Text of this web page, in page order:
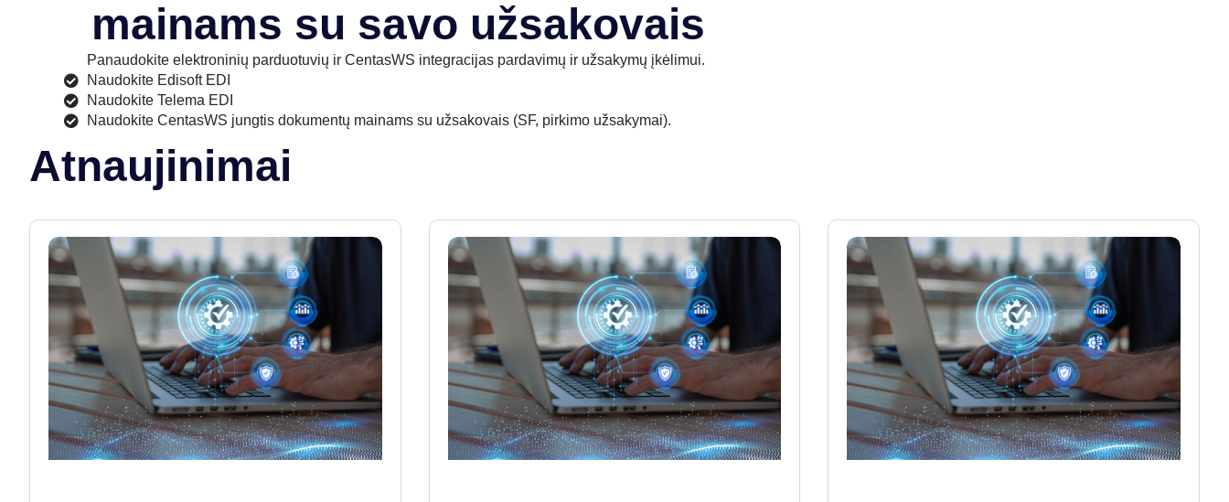
mainams su savo užsakovais
Panaudokite elektroninių parduotuvių ir CentasWS integracijas pardavimų ir užsakymų įkėlimui.
Naudokite Edisoft EDI
Naudokite Telema EDI
Naudokite CentasWS jungtis dokumentų mainams su užsakovais (SF, pirkimo užsakymai).
Atnaujinimai